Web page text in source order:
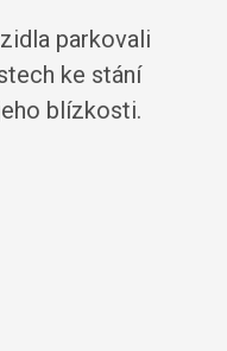
parkovali
ke stání
blízkosti.